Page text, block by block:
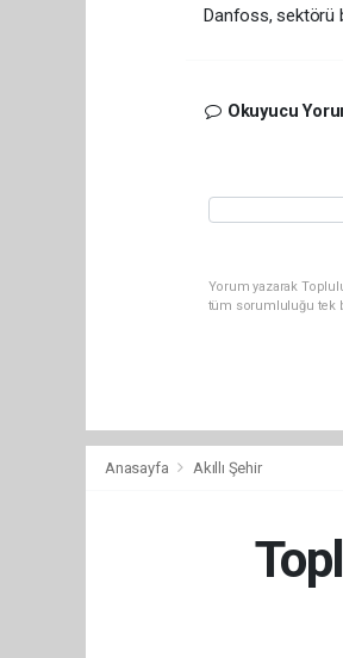
Danfoss, sektörü
Okuyucu
Yorum yazarak
tüm sorumluluğu tek
Anasayfa Akıllı Şehir